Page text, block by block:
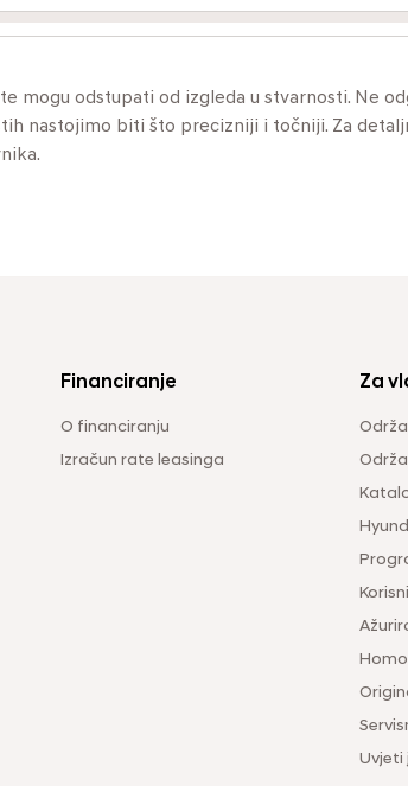
mogu odstupati od izgleda u stvarnosti. Ne
nastojimo biti što precizniji i točniji. Za
Financiranje
O financiranju
Izračun rate leasinga
Za
Uvjeti